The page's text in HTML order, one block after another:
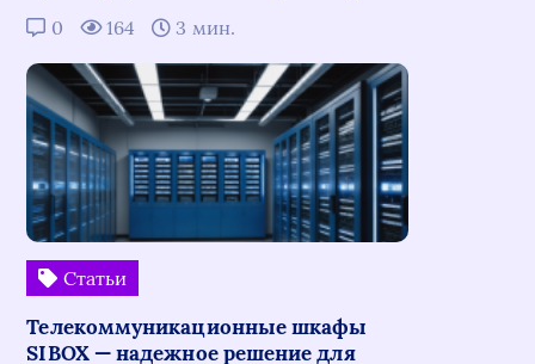
0 164 3 мин.
Статьи
Телекоммуникационные шкафы
SIBOX — надежное решение для